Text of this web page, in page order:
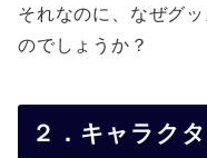
それなのに、なぜグ
のでしょうか？
２．キャラク